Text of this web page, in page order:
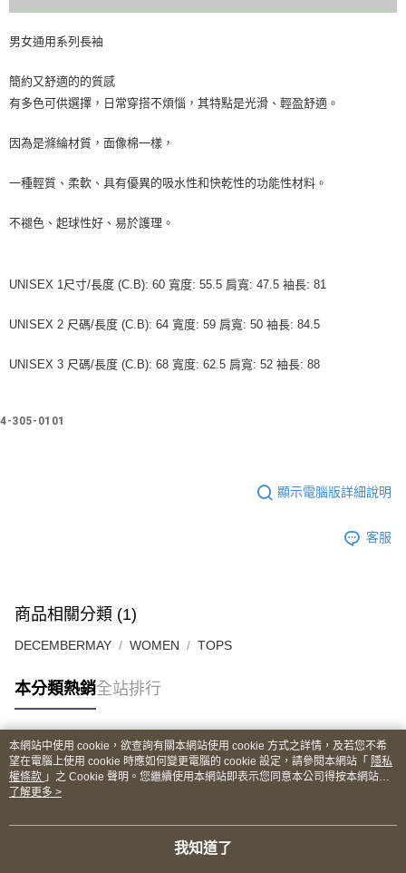
男女通用系列長袖
簡約又舒適的的質感
有多色可供選擇，日常穿搭不煩惱，其特點是光滑、輕盈舒適。
因為是滌綸材質，面像棉一樣，
一種輕質、柔軟、具有優異的吸水性和快乾性的功能性材料。
不褪色、起球性好、易於護理。
UNISEX 1尺寸/長度 (C.B): 60 寬度: 55.5 肩寬: 47.5 袖長: 81
UNISEX 2 尺碼/長度 (C.B): 64 寬度: 59 肩寬: 50 袖長: 84.5
UNISEX 3 尺碼/長度 (C.B): 68 寬度: 62.5 肩寬: 52 袖長: 88
4-305-0101
顯示電腦版詳細說明
客服
商品相關分類 (1)
DECEMBERMAY WOMEN TOPS
本分類熱銷全站排行
熱門標籤
本網站中使用 cookie，欲查詢有關本網站使用 cookie 方式之詳情，及若您不希
望在電腦上使用 cookie 時應如何變更電腦的 cookie 設定，請參閱本網站「 隱私
權條款 」之 Cookie 聲明。您繼續使用本網站即表示您同意本公司得按本網站使
用條款之 Cookie 聲明使用 cookie。
了解更多 >
我知道了